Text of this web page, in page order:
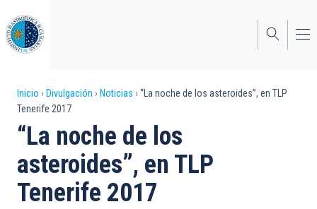
al
contenido
principal
Sobrescribir
enlaces
de
ayuda
a
Inicio Divulgación Noticias
“La noche de los asteroides”, en TLP
Tenerife 2017
“La noche de los
asteroides”, en TLP
Tenerife 2017